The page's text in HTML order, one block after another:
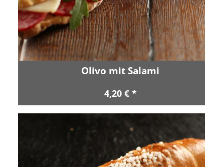
Olivo mit Salami
4,20 € *